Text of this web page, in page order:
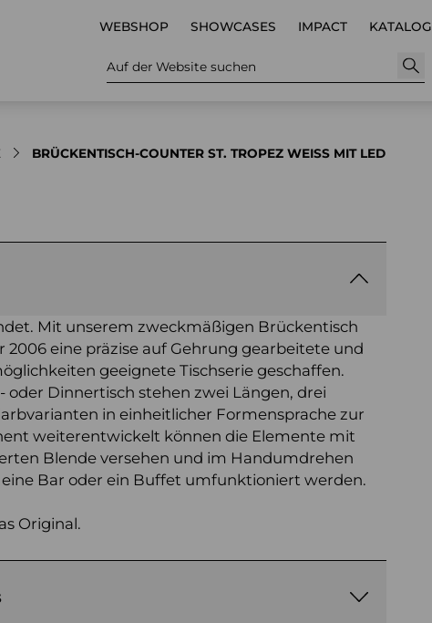
WEBSHOP SHOWCASES IMPACT KATALOG
Auf der Website suchen
BRÜCKENTISCH-COUNTER ST. TROPEZ WEISS MIT LED
Mit unserem zweckmäßigen Brückentisch
2006 eine präzise auf Gehrung gearbeitete und
geeignete Tischserie geschaffen.
oder Dinnertisch stehen zwei Längen, drei
in einheitlicher Formensprache zur
weiterentwickelt können die Elemente mit
Blende versehen und im Handumdrehen
eine Bar oder ein Buffet umfunktioniert werden.
Original.